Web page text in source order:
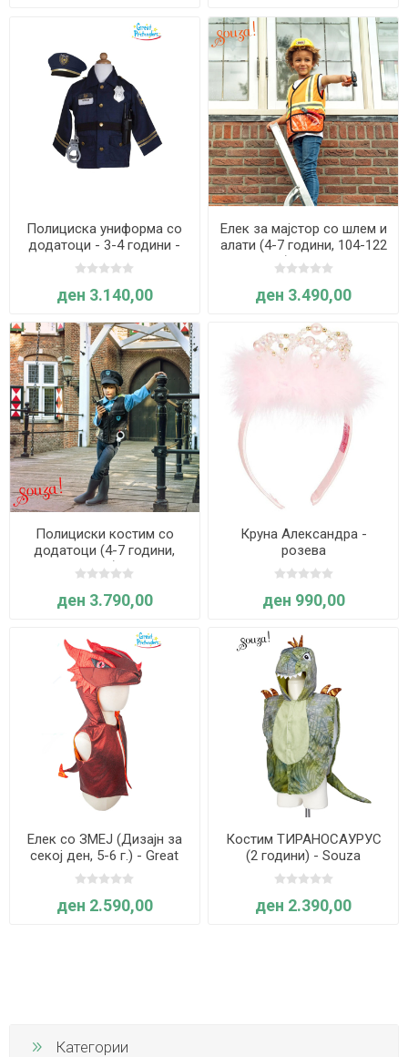
Полициска униформа со
додатоци - 3-4 години -
Great Pretenders
ден 3.140,00
Елек за мајстор со шлем и
алати (4-7 години, 104-122
cm) - Souza
ден 3.490,00
Полициски костим со
додатоци (4-7 години,
104-122 cm) - Souza
ден 3.790,00
Круна Александра -
розева
ден 990,00
Елек со ЗМЕЈ (Дизајн за
секој ден, 5-6 г.) - Great
Pretenders
ден 2.590,00
Костим ТИРАНОСАУРУС
(2 години) - Souza
ден 2.390,00
Категории